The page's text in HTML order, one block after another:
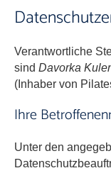
Verantwortliche
sindDavorka
(Inhaber von
Ihre
Unter den